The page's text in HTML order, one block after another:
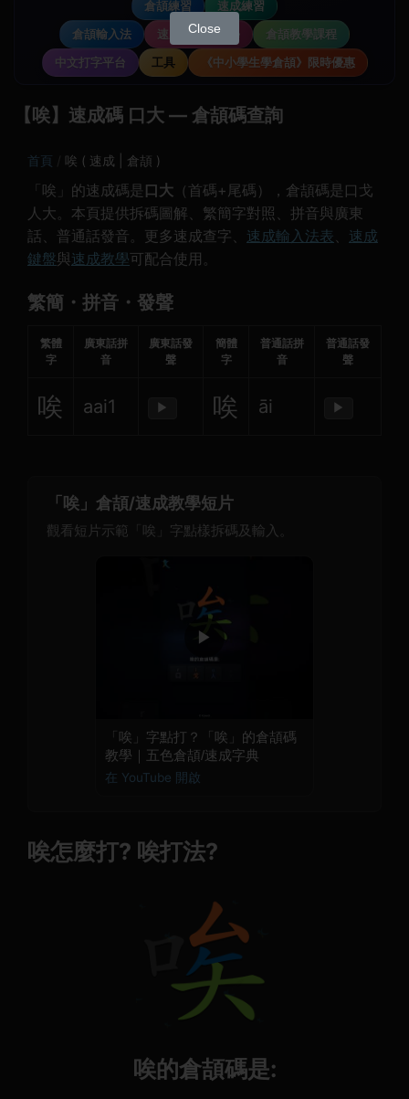
倉頡練習
速成練習
倉頡輸入法
速成輸入法教學
倉頡教學課程
中文打字平台
工具 《中小學生學倉頡》限時優惠
【唉】速成碼 口大 — 倉頡碼查詢
首頁 唉 ( 速成 | 倉頡 )
「唉」的速成碼是 口大 （首碼+尾碼），倉頡碼是口戈
人大。本頁提供拆碼圖解、繁簡字對照、拼音與廣東
話、普通話發音。更多速成查字、 速成輸入法表、 速成
鍵盤與速成教學可配合使用。
繁簡・拼音・發聲
繁體
字
廣東話拼
音
廣東話發
聲
簡體
字
普通話拼
音
普通話發
聲
唉 aai1 ▶ 唉 āi ▶
「唉」倉頡/速成教學短片
觀看短片示範「唉」字點樣拆碼及輸入。
▶
「唉」字點打？「唉」的倉頡碼
教學｜五色倉頡/速成字典
在 YouTube 開啟
唉怎麼打? 唉打法?
唉的倉頡碼是:
Close